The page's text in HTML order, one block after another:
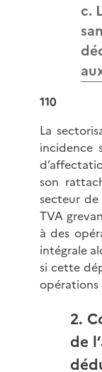
c.
110
La
incidence
son
secteur
TVA
à des
intégrale
si cette
opérations
2.
de